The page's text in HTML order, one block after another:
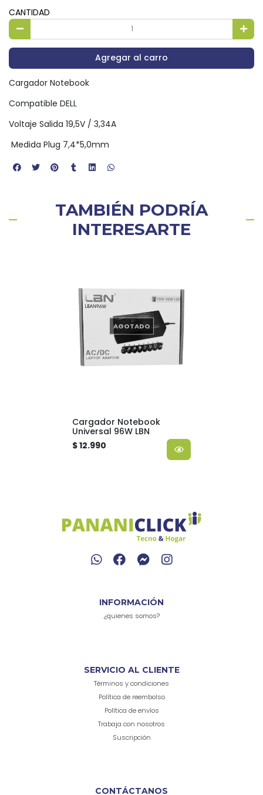
CANTIDAD
Agregar al carro
Cargador Notebook
Compatible DELL
Voltaje Salida 19,5V / 3,34A
Medida Plug 7,4*5,0mm
TAMBIÉN PODRÍA
INTERESARTE
AGOTADO
Cargador Notebook
Universal 96W LBN
$ 12.990
INFORMACIÓN
¿quienes somos?
SERVICIO AL CLIENTE
Términos y condiciones
Política de reembolso
Política de envíos
Trabaja con nosotros
Suscripción
CONTÁCTANOS